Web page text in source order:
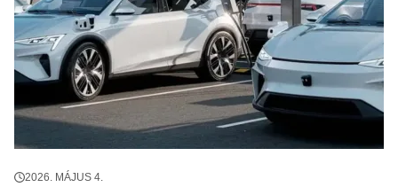
2026. MÁJUS 4.